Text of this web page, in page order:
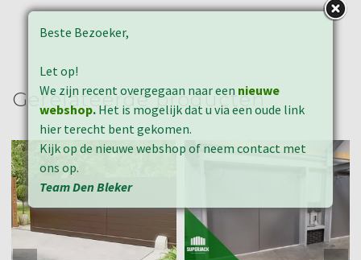
delen
met
(Wordt
nieuw
venster
geopend)
delen
op
(Wordt
geopend)
delen
op
(Wordt
geopend)
LinkedIn
te
geopend)
Pinterest
te
geopend)
te
drukken
Gerelateerde producten
Beste Bezoeker,
Let op!
We zijn recent overgegaan naar een nieuwe
webshop. Het is mogelijk dat u via een oude link
hier terecht bent gekomen.
Kijk op de nieuwe webshop of neem contact met
ons op.
Team Den Bleker